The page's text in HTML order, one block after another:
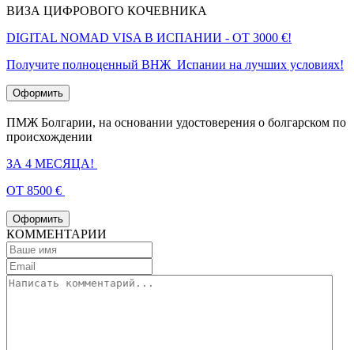
ВИЗА ЦИФРОВОГО КОЧЕВНИКА
DIGITAL NOMAD VISA В ИСПАНИИ - ОТ 3000 €!
Получите полноценный ВНЖ Испании на лучших условиях!
Оформить
ПМЖ Болгарии, на основании удостоверения о болгарском по
происхождении
ЗА 4 МЕСЯЦА!
ОТ 8500 €
Оформить
КОММЕНТАРИИ